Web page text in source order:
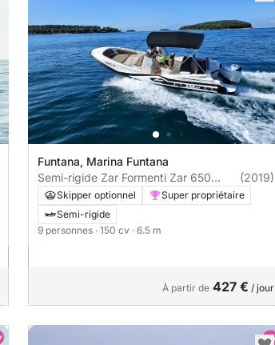
Funtana, Marina Funtana
Semi-rigide Zar Formenti Zar 650
Suite 150cv
(2019)
Skipper optionnel
Super propriétaire
Semi-rigide
9 personnes · 150 cv · 6.5 m
À partir de 427 € / jour